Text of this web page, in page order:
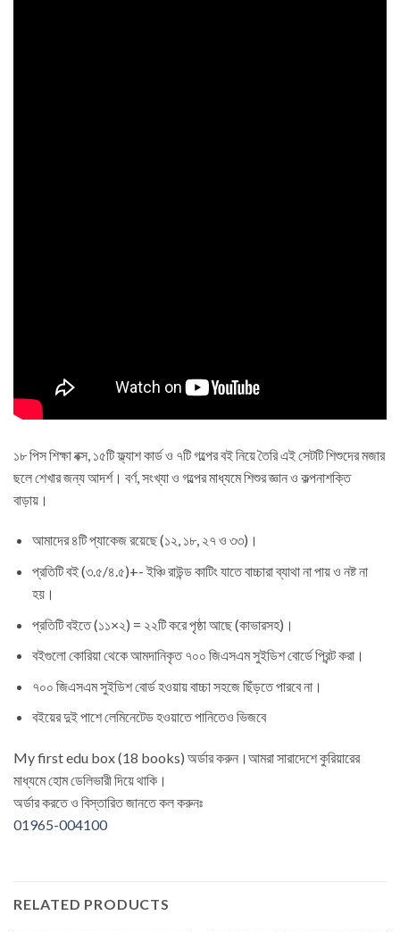
১৮ পিস শিক্ষা বক্স, ১৫টি ফ্ল্যাশ কার্ড ও ৭টি গল্পের বই নিয়ে তৈরি এই সেটটি শিশুদের মজার
ছলে শেখার জন্য আদর্শ। বর্ণ, সংখ্যা ও গল্পের মাধ্যমে শিশুর জ্ঞান ও কল্পনাশক্তি
বাড়ায়।
আমাদের ৪টি প্যাকেজ রয়েছে (১২, ১৮, ২৭ ও ৩৩)।
প্রতিটি বই (৩.৫/৪.৫)+- ইঞ্চি রাউন্ড কাটিং যাতে বাচ্চারা ব্যাথা না পায় ও নষ্ট না
হয়।
প্রতিটি বইতে (১১×২) = ২২টি করে পৃষ্ঠা আছে (কাভারসহ)।
বইগুলো কোরিয়া থেকে আমদানিকৃত ৭০০ জিএসএম সুইডিশ বোর্ডে প্রিন্ট করা।
৭০০ জিএসএম সুইডিশ বোর্ড হওয়ায় বাচ্চা‌ সহজে ছিঁড়তে পারবে না।
বইয়ের দুই পাশে লেমিনেটেড হওয়াতে পানিতেও ভিজবে
My first edu box (18 books) অর্ডার করুন।আমরা সারাদেশে কুরিয়ারের
মাধ্যমে হোম ডেলিভারী দিয়ে থাকি।
অর্ডার করতে ও বিস্তারিত জানতে কল করুনঃ
01965-004100
RELATED PRODUCTS